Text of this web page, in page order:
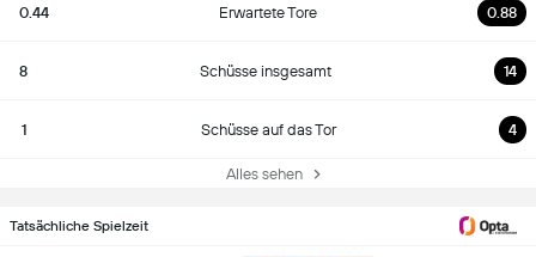
0.44 Erwartete Tore 0.88
8 Schüsse insgesamt 14
1 Schüsse auf das Tor 4
Alles sehen
Tatsächliche Spielzeit